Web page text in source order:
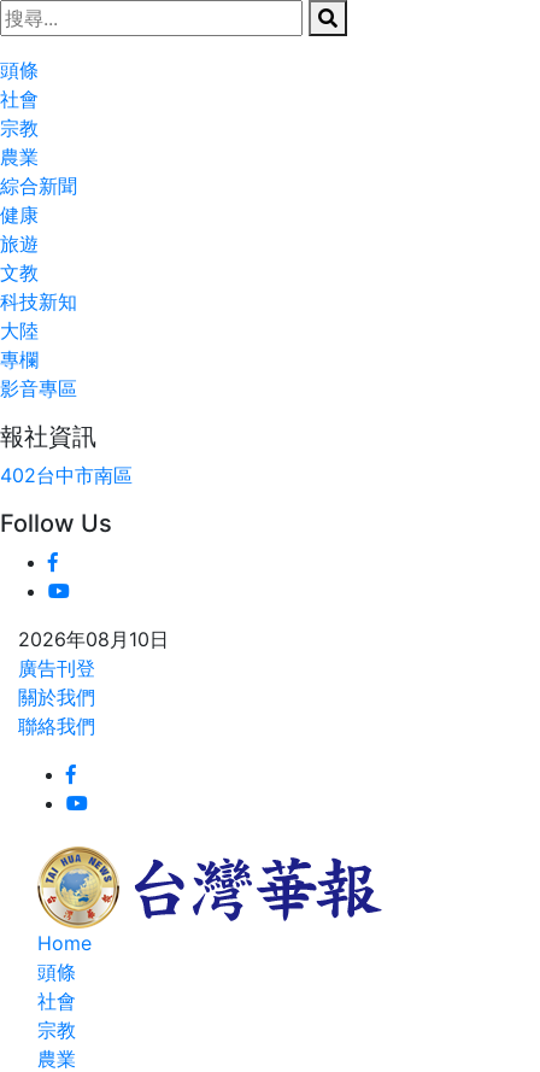
頭條
社會
宗教
農業
綜合新聞
健康
旅遊
文教
科技新知
大陸
專欄
影音專區
報社資訊
402台中市南區
Follow Us
2026年08月10日
廣告刊登
關於我們
聯絡我們
Home
頭條
社會
宗教
農業